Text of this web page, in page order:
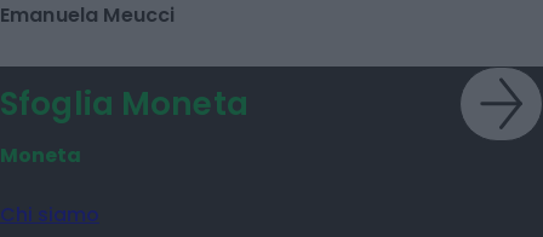
Emanuela Meucci
Sfoglia Moneta
Moneta
Chi siamo